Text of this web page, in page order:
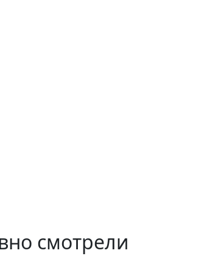
смотрели